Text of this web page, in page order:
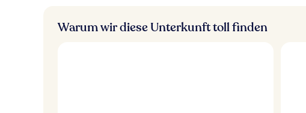
Warum wir diese Unterkunft toll finden